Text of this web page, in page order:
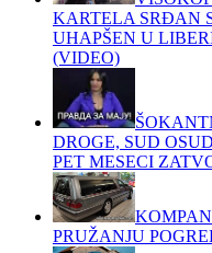
KARTELA SRĐAN
UHAPŠEN U
(VIDEO)
DROGE, SUD
PET MESECI
PRUŽANJU